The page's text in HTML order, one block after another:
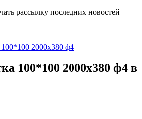
рассылку последних новостей
100*100 2000х380 ф4
100*100 2000х380 ф4 в